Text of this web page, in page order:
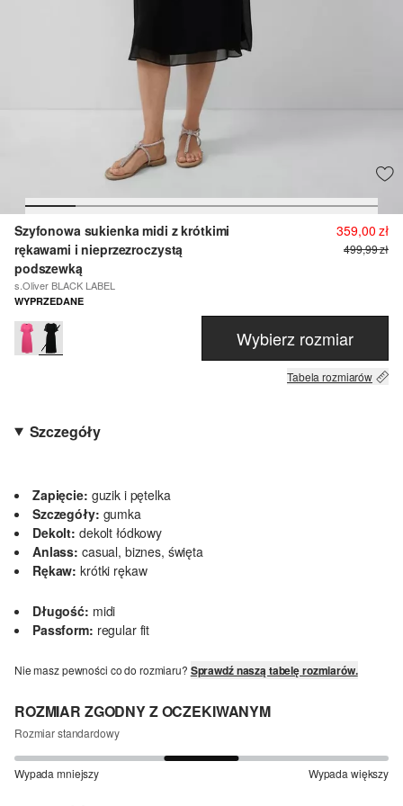
Szyfonowa sukienka midi z krótkimi
rękawami i nieprzezroczystą
podszewką
s.Oliver BLACK LABEL
359,00 zł
499,99 zł
WYPRZEDANE
Wybierz rozmiar
Tabela rozmiarów
Szczegóły
Zapięcie: guzik i pętelka
Szczegóły: gumka
Dekolt: dekolt łódkowy
Anlass: casual, biznes, święta
Rękaw: krótki rękaw
Długość: midi
Passform: regular fit
Nie masz pewności co do rozmiaru? Sprawdź naszą tabelę rozmiarów.
ROZMIAR ZGODNY Z OCZEKIWANYM
Rozmiar standardowy
Wypada mniejszy Wypada większy